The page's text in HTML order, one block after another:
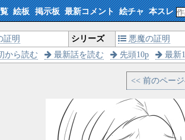
絵板 掲示板 最新コメント 絵チャ 本スレ
証明 シリーズ
悪魔の証明
から読む 最新話を読む 先頭10p 最新
<< 前のペー